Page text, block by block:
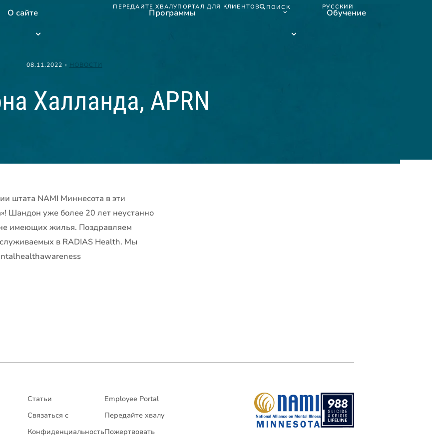
ПЕРЕДАЙТЕ ХВАЛУПОРТАЛ ДЛЯ КЛИЕНТОВ ПОИСК РУССКИЙ
Русский
О сайте
Программы
Программы
Обучение
Обучение
08.11.2022 НОВОСТИ
Халланда, APRN
штата NAMI Миннесота в эти
Шандон уже более 20 лет неустанно
имеющих жилья. Поздравляем
в RADIAS Health. Мы
Статьи
Связаться с
Конфиденциальность
Employee Portal
Передайте хвалу
Пожертвовать